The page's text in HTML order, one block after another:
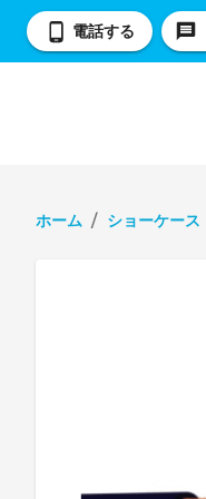
電話する
ホーム / ショーケース